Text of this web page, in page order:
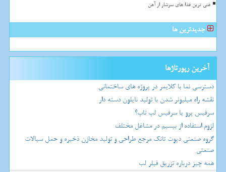
غنی ترین غذا های سرشار از آهن
جدیدترین ها
آخرین رپورتاژها
دسترسی نما با کلایمر در پروژه های ساختمانی
نقشه راه میلیونر شدن با تولید نایلون دسته دار
سرفیس پرو یا سرفیس لپ تاپ؟
لزوم استفاده از بیسیم در مشاغل مختلف
گروه صنعتی دپوت تانک مرجع طراحی و تولید مخازن ذخیره و حمل سیالات
صنعتی
همه چیز درباره تزریق فیلر لب